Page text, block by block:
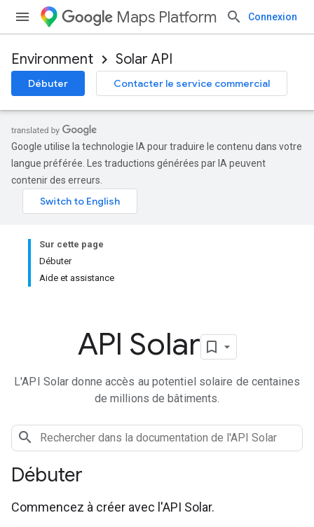
Maps Platform Connexion
Environment Solar API
Débuter Contacter le service commercial
Google utilise la technologie IA pour traduire le contenu dans votre
langue préférée. Les traductions générées par IA peuvent
contenir des erreurs.
Sur cette page
Débuter
Aide et assistance
API Solar
L'API Solar donne accès au potentiel solaire de centaines
de millions de bâtiments.
Débuter
Commencez à créer avec l'API Solar.